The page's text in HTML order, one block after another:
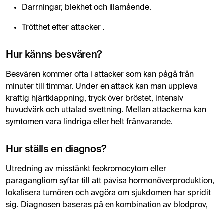
Darrningar, blekhet och illamående.
Trötthet efter attacker .
Hur känns besvären?
Besvären kommer ofta i attacker som kan pågå från
minuter till timmar. Under en attack kan man uppleva
kraftig hjärtklappning, tryck över bröstet, intensiv
huvudvärk och uttalad svettning. Mellan attackerna kan
symtomen vara lindriga eller helt frånvarande.
Hur ställs en diagnos?
Utredning av misstänkt feokromocytom eller
paragangliom syftar till att påvisa hormonöverproduktion,
lokalisera tumören och avgöra om sjukdomen har spridit
sig. Diagnosen baseras på en kombination av blodprov,